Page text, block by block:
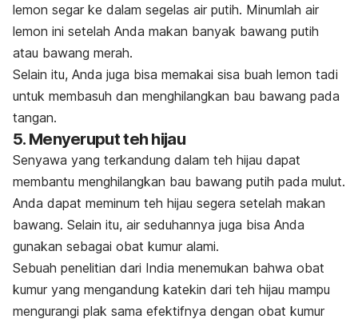
lemon segar ke dalam segelas air putih. Minumlah air
lemon ini setelah Anda makan banyak bawang putih
atau bawang merah.
Selain itu, Anda juga bisa memakai sisa buah lemon tadi
untuk membasuh dan menghilangkan bau bawang pada
tangan.
5. Menyeruput teh hijau
Senyawa yang terkandung dalam teh hijau dapat
membantu menghilangkan bau bawang putih pada mulut.
Anda dapat meminum teh hijau segera setelah makan
bawang. Selain itu, air seduhannya juga bisa Anda
gunakan sebagai obat kumur alami.
Sebuah penelitian dari India menemukan bahwa obat
kumur yang mengandung katekin dari teh hijau mampu
mengurangi plak sama efektifnya dengan obat kumur